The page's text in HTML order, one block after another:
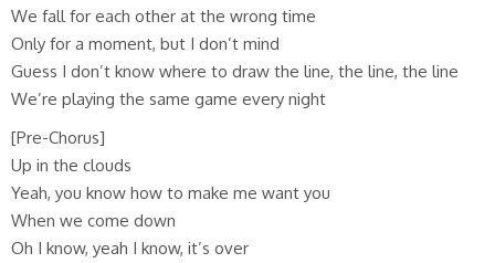
We fall for each other at the wrong time
Only for a moment, but I don’t mind
Guess I don’t know where to draw the line, the line, the line
We’re playing the same game every night
[Pre-Chorus]
Up in the clouds
Yeah, you know how to make me want you
When we come down
Oh I know, yeah I know, it’s over